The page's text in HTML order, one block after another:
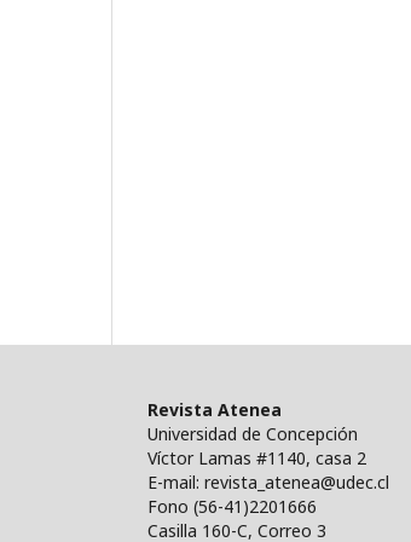
Revista Atenea
Universidad de Concepción
Víctor Lamas #1140, casa 2
E-mail: revista_atenea@udec.cl
Fono (56-41)2201666
Casilla 160-C, Correo 3